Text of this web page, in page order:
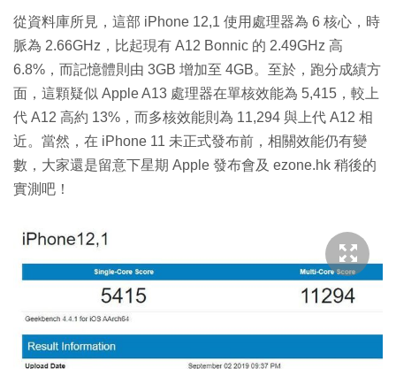
從資料庫所見，這部 iPhone 12,1 使用處理器為 6 核心，時
脈為 2.66GHz，比起現有 A12 Bonnic 的 2.49GHz 高
6.8%，而記憶體則由 3GB 增加至 4GB。至於，跑分成績方
面，這顆疑似 Apple A13 處理器在單核效能為 5,415，較上
代 A12 高約 13%，而多核效能則為 11,294 與上代 A12 相
近。當然，在 iPhone 11 未正式發布前，相關效能仍有變
數，大家還是留意下星期 Apple 發布會及 ezone.hk 稍後的
實測吧！